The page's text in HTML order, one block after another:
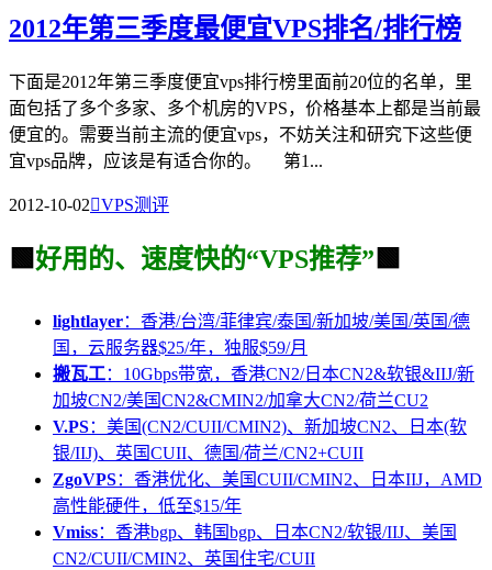
2012年第三季度最便宜VPS排名/排行榜
下面是2012年第三季度便宜vps排行榜里面前20位的名单，里
面包括了多个多家、多个机房的VPS，价格基本上都是当前最
便宜的。需要当前主流的便宜vps，不妨关注和研究下这些便
宜vps品牌，应该是有适合你的。 第1...
2012-10-02VPS测评
🟩 好用的、速度快的“VPS推荐” 🟩
lightlayer：香港/台湾/菲律宾/泰国/新加坡/美国/英国/德
国，云服务器$25/年，独服$59/月
搬瓦工：10Gbps带宽，香港CN2/日本CN2&软银&IIJ/新
加坡CN2/美国CN2&CMIN2/加拿大CN2/荷兰CU2
V.PS：美国(CN2/CUII/CMIN2)、新加坡CN2、日本(软
银/IIJ)、英国CUII、德国/荷兰/CN2+CUII
ZgoVPS：香港优化、美国CUII/CMIN2、日本IIJ，AMD
高性能硬件，低至$15/年
Vmiss：香港bgp、韩国bgp、日本CN2/软银/IIJ、美国
CN2/CUII/CMIN2、英国住宅/CUII